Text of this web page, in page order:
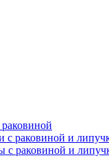
с раковиной и
с раковиной и